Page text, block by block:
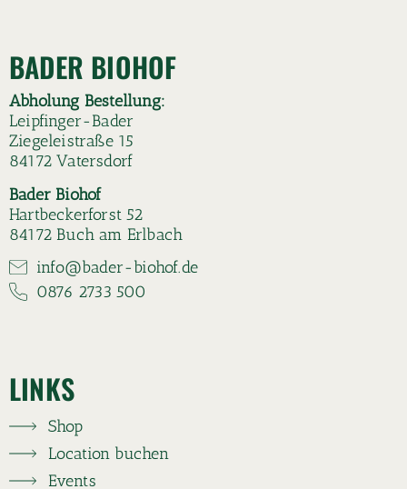
BADER BIOHOF
Abholung Bestellung:
Leipfinger-Bader
Ziegeleistraße 15
84172 Vatersdorf
Bader Biohof
Hartbeckerforst 52
84172 Buch am Erlbach
info@bader-biohof.de
0876 2733 500
LINKS
Shop
Location buchen
Events